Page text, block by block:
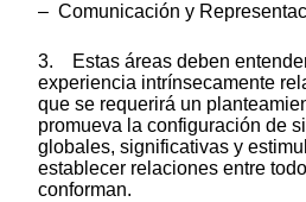
– Comunicación y
3. Estas áreas deben
experiencia intrínsecamente
que se requerirá un
promueva la configuración de
globales, significativas y
establecer relaciones entre
conforman.